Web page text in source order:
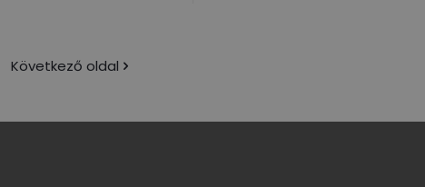
Következő oldal